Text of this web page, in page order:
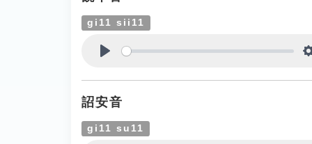
gi11 sii11
詔安音
gi11 su11